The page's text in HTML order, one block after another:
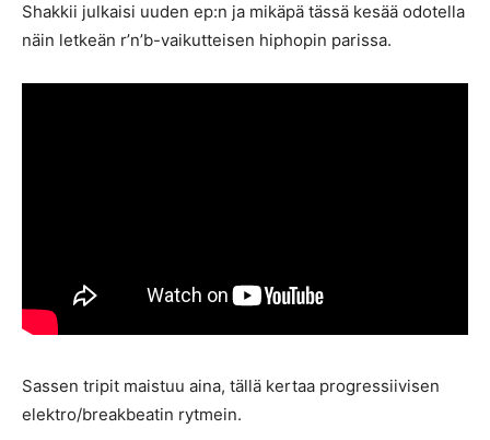
Shakkii julkaisi uuden ep:n ja mikäpä tässä kesää odotella
näin letkeän r’n’b-vaikutteisen hiphopin parissa.
Sassen tripit maistuu aina, tällä kertaa progressiivisen
elektro/breakbeatin rytmein.